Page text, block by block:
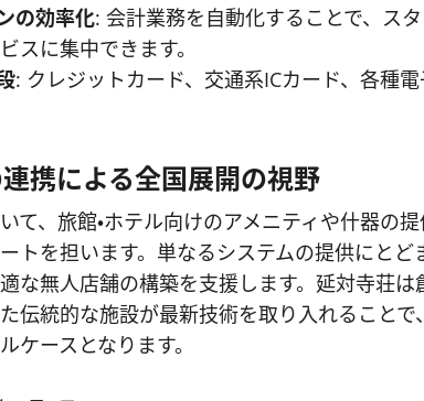
の効率化: 会計業務を自動化することで、ス
スに集中できます。
: クレジットカード、交通系ICカード、各種
携による全国展開の視野
て、旅館・ホテル向けのアメニティや什器の
トを担います。単なるシステムの提供にと
な無人店舗の構築を支援します。延対寺荘
伝統的な施設が最新技術を取り入れること
ケースとなります。